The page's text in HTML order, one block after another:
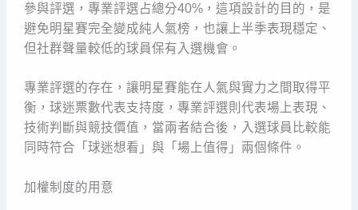
參與評選，專業評選占總分40%，這項設計的目的，是
避免明星賽完全變成純人氣榜，也讓上半季表現穩定、
但社群聲量較低的球員保有入選機會。
專業評選的存在，讓明星賽能在人氣與實力之間取得平
衡，球迷票數代表支持度，專業評選則代表場上表現、
技術判斷與競技價值，當兩者結合後，入選球員比較能
同時符合「球迷想看」與「場上值得」兩個條件。
加權制度的用意